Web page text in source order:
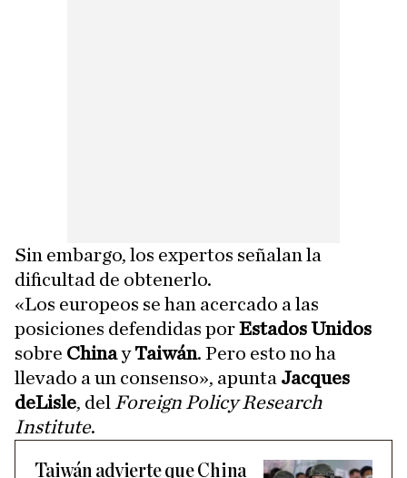
Sin embargo, los expertos señalan la
dificultad de obtenerlo.
«Los europeos se han acercado a las
posiciones defendidas porEstados Unidos
sobre ChinayTaiwán. Pero esto no ha
llevado a un consenso», apunta Jacques
deLisle, del Foreign Policy Research
Institute.
Taiwán advierte que China